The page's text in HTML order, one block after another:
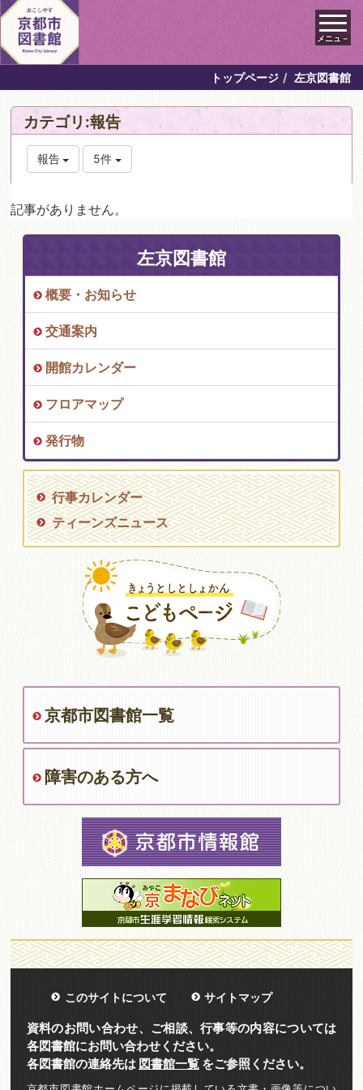
メニュ－
トップページ 左京図書館
カテゴリ:報告
報告 5件
記事がありません。
左京図書館
概要・お知らせ
交通案内
開館カレンダー
フロアマップ
発行物
行事カレンダー
ティーンズニュース
京都市図書館一覧
障害のある方へ
このサイトについて サイトマップ
資料のお問い合わせ、ご相談、行事等の内容については
各図書館にお問い合わせください。
各図書館の連絡先は 図書館一覧をご参照ください。